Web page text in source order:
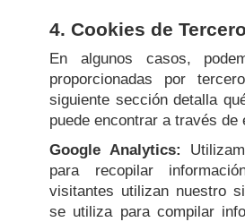
4. Cookies de
En algunos casos,
proporcionadas por
siguiente sección detalla
puede encontrar a través de
Google Analytics:
para recopilar
visitantes utilizan nuestro
se utiliza para compilar